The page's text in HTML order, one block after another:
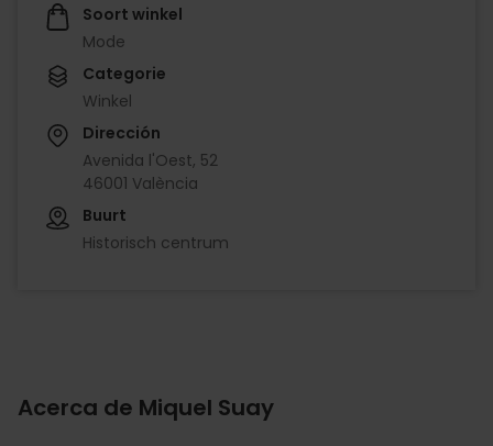
Soort winkel
Mode
Categorie
Winkel
Dirección
Avenida l'Oest, 52
46001 València
Buurt
Historisch centrum
Acerca de Miquel Suay